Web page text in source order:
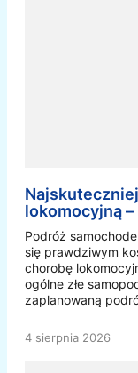
lokomocyjną
Podróż
się prawdziwym
chorobę
ogólne złe
zaplanowaną
4 sierpnia 2026